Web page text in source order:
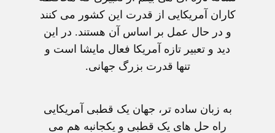
کاران آمريکايی از قدرت اين کشور می کنند
و در حال عمل بر اساس آن هستند. در اين
ديد و تعبير تازه آمريکا فعال مايشا است و
تنها قدرت بزرگ جهانی.
به زبان ساده تر، جهان يک قطبی آمريکايی
راه حل های يک قطبی و يکجانبه هم می